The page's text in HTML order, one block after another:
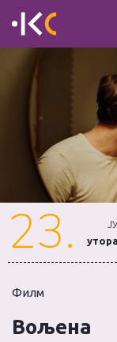
23.
Филм
Вољена